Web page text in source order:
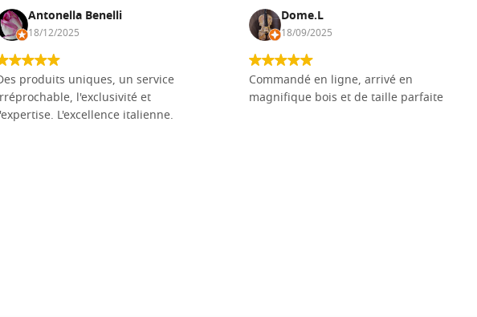
Antonella Benelli
18/12/2025
produits uniques, un service
l'exclusivité et
L'excellence italienne.
Dome.L
18/09/2025
Commandé en ligne, arrivé en
magnifique bois et de taille parfaite